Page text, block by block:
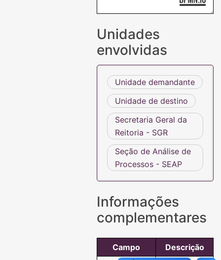
Unidades
envolvidas
Unidade demandante
Unidade de destino
Secretaria Geral da
Reitoria - SGR
Seção de Análise de
Processos - SEAP
Informações
complementares
Campo
Descrição